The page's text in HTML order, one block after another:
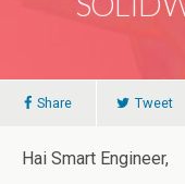
Share Tweet
Hai Smart Engineer,